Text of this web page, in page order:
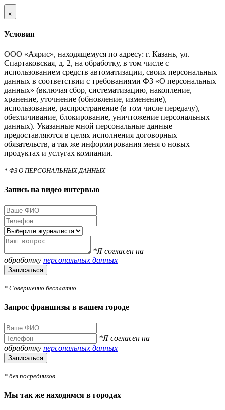
×
Условия
ООО «Аярис», находящемуся по адресу: г. Казань, ул.
Спартаковская, д. 2, на обработку, в том числе с
использованием средств автоматизации, своих персональных
данных в соответствии с требованиями ФЗ «О персональных
данных» (включая сбор, систематизацию, накопление,
хранение, уточнение (обновление, изменение),
использование, распространение (в том числе передачу),
обезличивание, блокирование, уничтожение персональных
данных). Указанные мной персональные данные
предоставляются в целях исполнения договорных
обязательств, а так же информирования меня о новых
продуктах и услугах компании.
* ФЗ О ПЕРСОНАЛЬНЫХ ДАННЫХ
Запись на видео интервью
*Я согласен на
обработку персональных данных
Записаться
* Совершенно бесплатно
Запрос франшизы в вашем городе
*Я согласен на
обработку персональных данных
Записаться
* без посредников
Мы так же находимся в городах